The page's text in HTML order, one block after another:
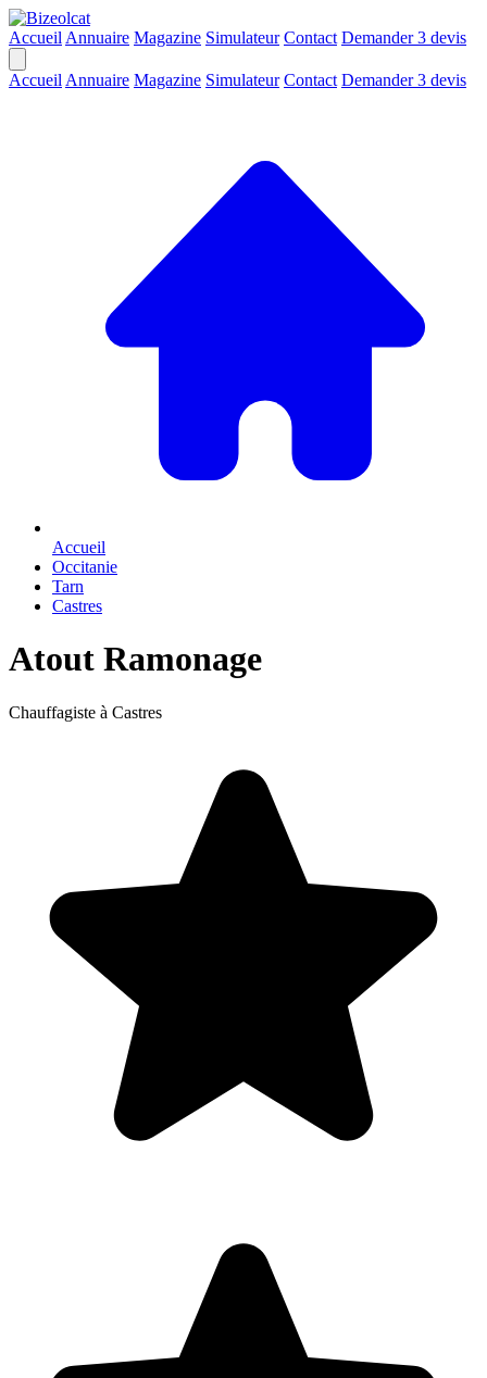
Accueil Annuaire Magazine Simulateur Contact Demander 3 devis
Accueil Annuaire Magazine Simulateur Contact Demander 3 devis
Accueil
Occitanie
Tarn
Castres
Atout Ramonage
Chauffagiste à Castres